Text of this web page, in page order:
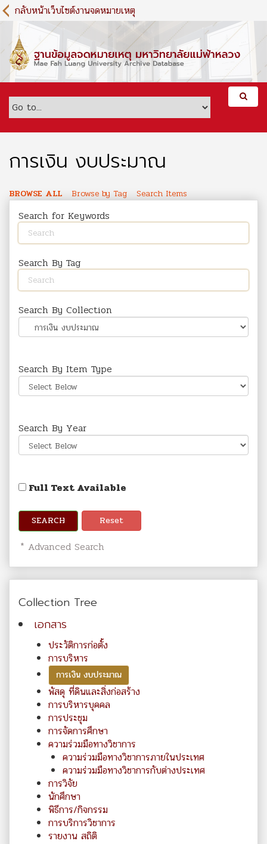
S
k
m
c
กลับหน้าเว็บไซต์งานจดหมายเหตุ
การเงิน งบประมาณ
BROWSE ALL Browse by Tag Search Items
Search for Keywords
Search By Tag
Search By Collection
Search By Item Type
Search By Year
Full Text Available
SEARCH Reset
* Advanced Search
Collection Tree
เอกสาร
ประวัติการก่อตั้ง
การบริหาร
การเงิน งบประมาณ
พัสดุ ที่ดินและสิ่งก่อสร้าง
การบริหารบุคคล
การประชุม
การจัดการศึกษา
ความร่วมมือทางวิชาการ
ความร่วมมือทางวิชาการภายในประเทศ
ความร่วมมือทางวิชาการกับต่างประเทศ
การวิจัย
นักศึกษา
พิธีการ/กิจกรรม
การบริการวิชาการ
รายงาน สถิติ